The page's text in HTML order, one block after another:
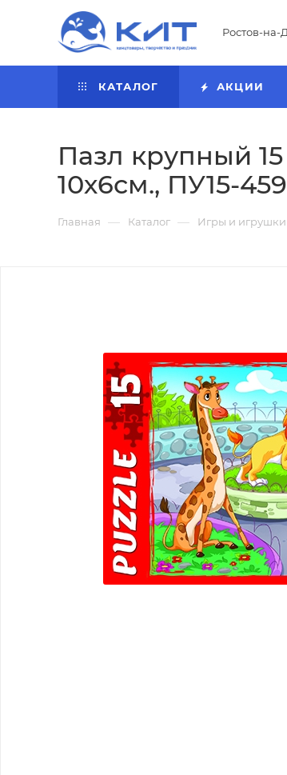
Ростов-на-
КАТАЛОГ АКЦИИ
Пазл крупный
10х6см., ПУ15-
Главная — Каталог — Игры и игрушки